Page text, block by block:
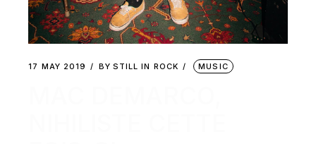
17 MAY 2019 BY STILL IN ROCK MUSIC